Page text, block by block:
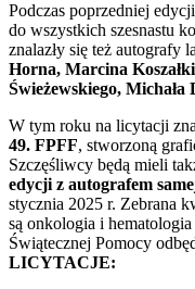
Podczas poprzedniej
do wszystkich szesnastu
znalazły się też autografy
Horna, Marcina
Świeżewskiego, Michała
W tym roku na licytacji
49. FPFF, stworzoną
Szczęśliwcy będą mieli
edycji z autografem
stycznia 2025 r. Zebrana
są onkologia i
Świątecznej Pomocy
LICYTACJE: